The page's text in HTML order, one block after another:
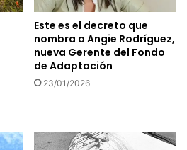
Este es el decreto que
nombra a Angie Rodríguez,
nueva Gerente del Fondo
de Adaptación
23/01/2026